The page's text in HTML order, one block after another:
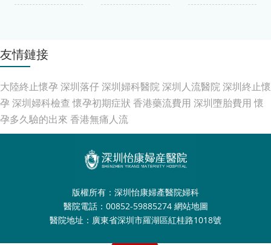
友情鏈接
大陸終止懷孕 深圳落仔深圳婦科醫院深圳人流醫院深圳終止懷
孕 深圳婦科檢查 懷孕初期症狀 香港藥流費用 深圳墮胎費用 懷
孕多久驗的出來 香港無痛人流
版權所有：深圳怡康婦產醫院婦科
醫院電話：00852-59885274 網站地圖
醫院地址：廣東省深圳市羅湖區紅桂路1018號